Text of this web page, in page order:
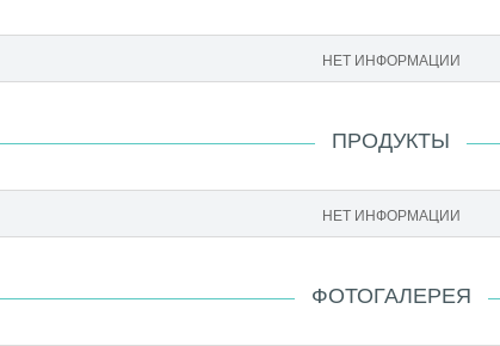
НЕТ ИНФОРМАЦИИ
ПРОДУКТЫ
НЕТ ИНФОРМАЦИИ
ФОТОГАЛЕРЕЯ